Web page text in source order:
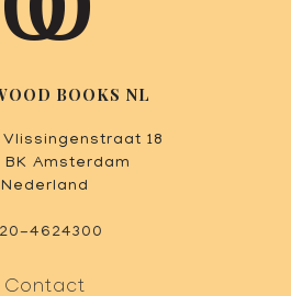
BOOKS NL
Vlissingenstraat 18
BK Amsterdam
Nederland
4624300
Contact